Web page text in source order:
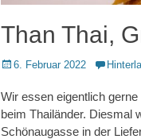
Than Thai,
Posted
6. Februar 2022
Wir essen eigentlich
beim Thailänder. Diesmal
Schönaugasse in der